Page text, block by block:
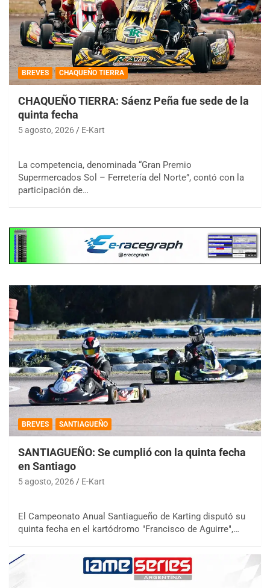
BREVES CHAQUEÑO TIERRA
CHAQUEÑO TIERRA: Sáenz Peña fue sede de la
quinta fecha
5 agosto, 2026 E-Kart
La competencia, denominada “Gran Premio
Supermercados Sol – Ferretería del Norte”, contó con la
participación de…
BREVES SANTIAGUEÑO
SANTIAGUEÑO: Se cumplió con la quinta fecha
en Santiago
5 agosto, 2026 E-Kart
El Campeonato Anual Santiagueño de Karting disputó su
quinta fecha en el kartódromo "Francisco de Aguirre",…